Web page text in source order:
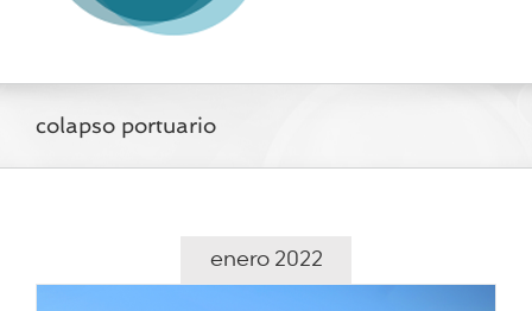
colapso portuario
enero 2022